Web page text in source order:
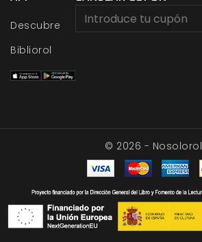
Descubre
Bibliorol
© 2026 - Nosolorol